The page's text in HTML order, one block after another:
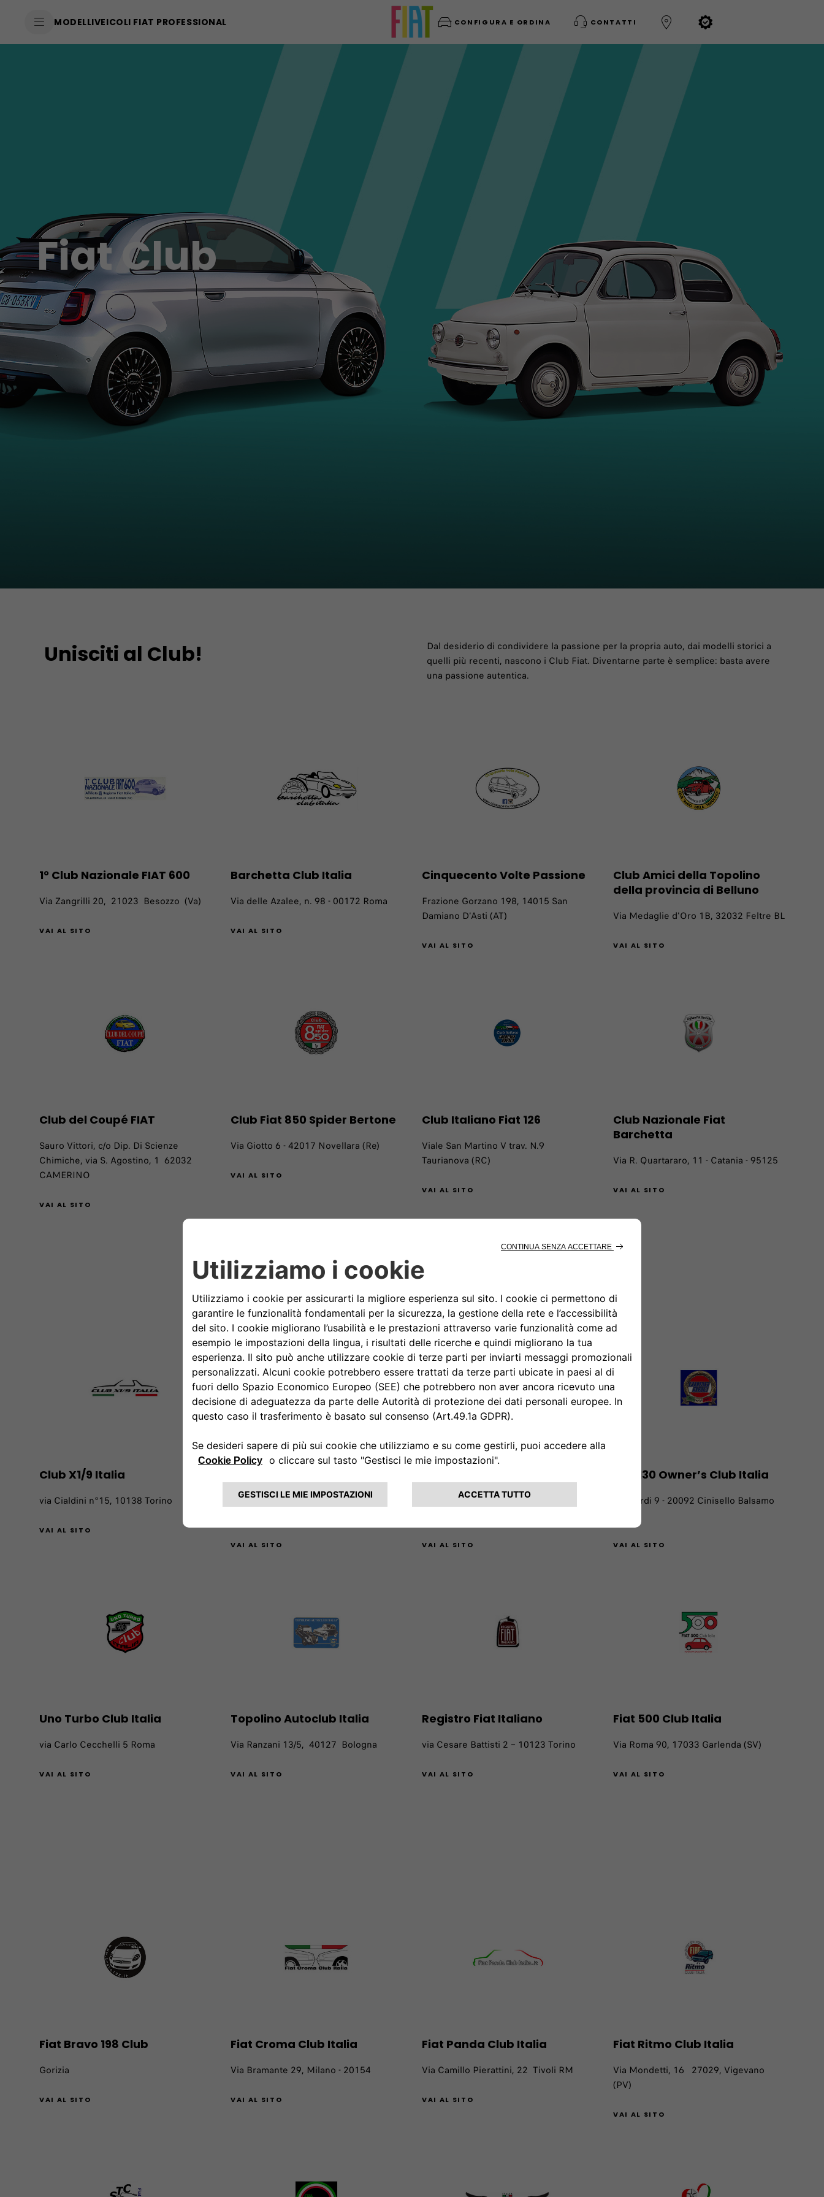
MODELLIVEICOLI FIAT PROFESSIONAL CONFIGURA E ORDINA CONTATTI
Fiat Club
Unisciti al Club!
Dal desiderio di condividere la passione per la propria auto, dai modelli storici a
quelli più recenti, nascono i Club Fiat. Diventarne parte è semplice: basta avere
una passione autentica.
1° Club Nazionale FIAT 600
Via Zangrilli 20, 21023 Besozzo (Va)
VAI AL SITO
Barchetta Club Italia
Via delle Azalee, n. 98 - 00172 Roma
VAI AL SITO
Cinquecento Volte Passione
Frazione Gorzano 198, 14015 San
Damiano D'Asti (AT)
VAI AL SITO
Club Amici della Topolino
della provincia di Belluno
Via Medaglie d'Oro 1B, 32032 Feltre BL
VAI AL SITO
Club del Coupé FIAT
Sauro Vittori, c/o Dip. Di Scienze
Chimiche, via S. Agostino, 1 62032
CAMERINO
VAI AL SITO
Club Fiat 850 Spider Bertone
Via Giotto 6 - 42017 Novellara (Re)
VAI AL SITO
Club Italiano Fiat 126
Viale San Martino V trav. N.9
Taurianova (RC)
VAI AL SITO
Club Nazionale Fiat
Barchetta
Via R. Quartararo, 11 - Catania - 95125
VAI AL SITO
Club X1/9 Italia
via Cialdini n°15, 10138 Torino
VAI AL SITO
Veneto
VAI AL SITO
Via Prolungamento Matteotti 109 -
VAI AL SITO
Fiat 130 Owner’s Club Italia
Via Verdi 9 - 20092 Cinisello Balsamo
VAI AL SITO
Uno Turbo Club Italia
via Carlo Cecchelli 5 Roma
VAI AL SITO
Topolino Autoclub Italia
Via Ranzani 13/5, 40127 Bologna
VAI AL SITO
Registro Fiat Italiano
via Cesare Battisti 2 – 10123 Torino
VAI AL SITO
Fiat 500 Club Italia
Via Roma 90, 17033 Garlenda (SV)
VAI AL SITO
Fiat Bravo 198 Club
Gorizia
VAI AL SITO
Fiat Croma Club Italia
Via Bramante 29, Milano - 20154
VAI AL SITO
Fiat Panda Club Italia
Via Camillo Pierattini, 22 Tivoli RM
VAI AL SITO
Fiat Ritmo Club Italia
Via Mondetti, 16 27029, Vigevano
(PV)
VAI AL SITO